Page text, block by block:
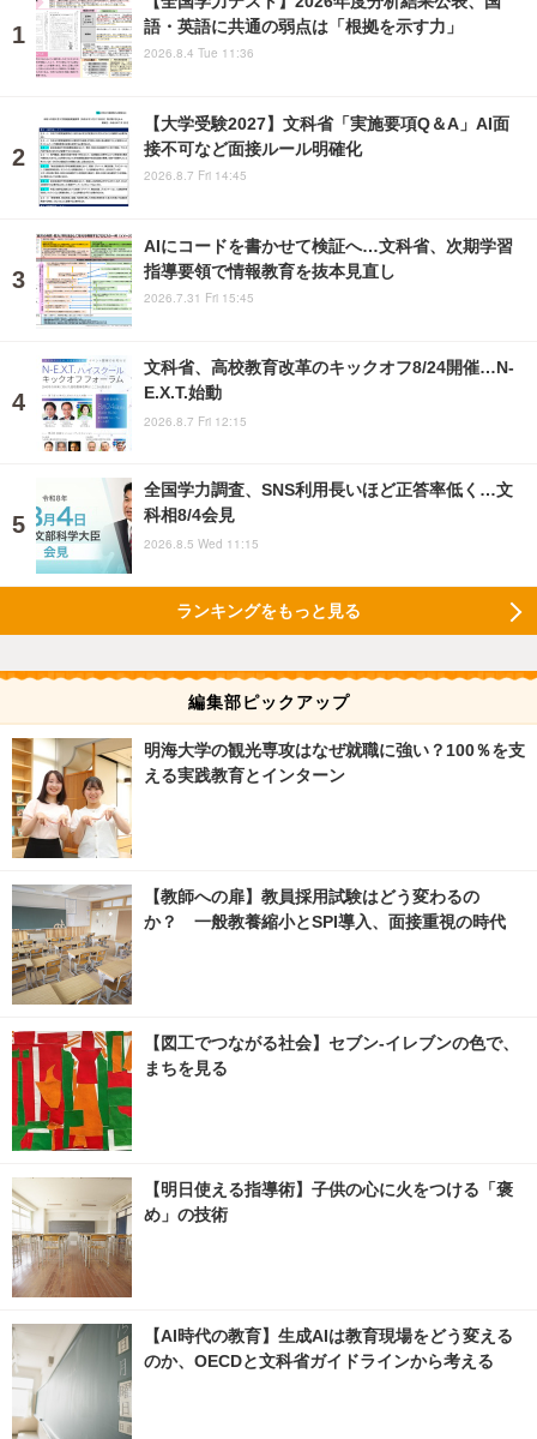
語・英語に共通の弱点は「根拠を示す力」
2026.8.4 Tue 11:36
【大学受験2027】文科省「実施要項Q＆A」AI面
接不可など面接ルール明確化
2026.8.7 Fri 14:45
AIにコードを書かせて検証へ…文科省、次期学習
指導要領で情報教育を抜本見直し
2026.7.31 Fri 15:45
文科省、高校教育改革のキックオフ8/24開催…N-
E.X.T.始動
2026.8.7 Fri 12:15
全国学力調査、SNS利用長いほど正答率低く…文
科相8/4会見
2026.8.5 Wed 11:15
ランキングをもっと見る
編集部ピックアップ
明海大学の観光専攻はなぜ就職に強い？100％を支
える実践教育とインターン
【教師への扉】教員採用試験はどう変わるの
か？ 一般教養縮小とSPI導入、面接重視の時代
【図工でつながる社会】セブン‐イレブンの色で、
まちを見る
【明日使える指導術】子供の心に火をつける「褒
め」の技術
【AI時代の教育】生成AIは教育現場をどう変える
のか、OECDと文科省ガイドラインから考える